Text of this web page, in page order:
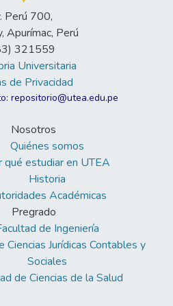
Perú 700,
Apurímac, Perú
321559
Universitaria
de Privacidad
repositorio@utea.edu.pe
Nosotros
Quiénes somos
qué estudiar en UTEA
Historia
Académicas
Pregrado
de Ingeniería
Ciencias Jurídicas Contables y
Sociales
de Ciencias de la Salud